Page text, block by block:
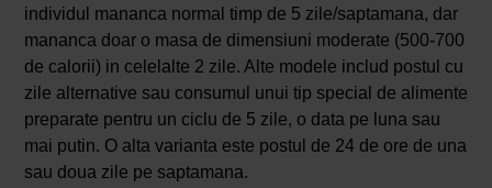
individul mananca normal timp de 5 zile/saptamana, dar
mananca doar o masa de dimensiuni moderate (500-700
de calorii) in celelalte 2 zile. Alte modele includ postul cu
zile alternative sau consumul unui tip special de alimente
preparate pentru un ciclu de 5 zile, o data pe luna sau
mai putin. O alta varianta este postul de 24 de ore de una
sau doua zile pe saptamana.